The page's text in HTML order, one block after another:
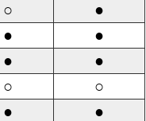
○ ●
● ●
● ●
○ ○
● ●